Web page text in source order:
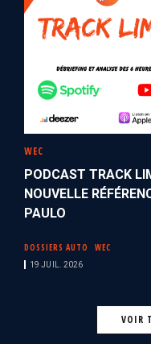
WEC
PODCAST TRACK
NOUVELLE
PAULO
DOSSIERS AUTO WEC
19 JUIL. 2026
VOIR